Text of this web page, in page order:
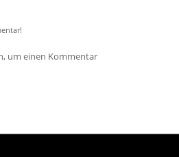
um einen Kommentar